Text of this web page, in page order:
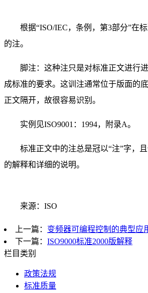
根据“ISO/IEC，条例，第3部分”在
的注。
脚注：这种注只是对标准正文进行
成标准的要求。这训注通常位于版面的
正文隔开，故很容易识别。
实例见ISO9001：1994，附录A。
标准正文中的注总是冠以“注”字，
的解释和详细的说明。
来源：ISO
上一篇： 变频器可编程控制的典型应
下一篇： ISO9000标准2000版解释
栏目类别
政策法规
标准质量